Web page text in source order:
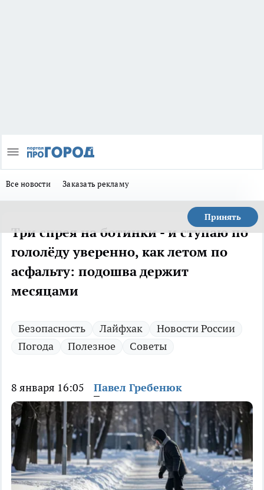
Все новости Заказать рекламу
Принять
Три спрея на ботинки - и ступаю по
гололёду уверенно, как летом по
асфальту: подошва держит
месяцами
Безопасность Лайфхак
Новости России
Погода
Полезное Советы
8 января 16:05 Павел Гребенюк